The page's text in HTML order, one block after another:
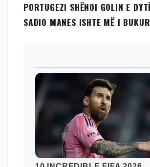
PORTUGEZI SHËNOI GOLIN E
SADIO MANES ISHTE MË I